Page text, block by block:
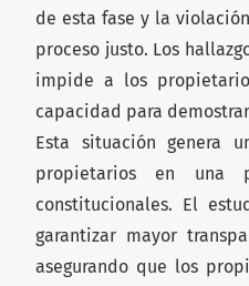
de esta fase y la
proceso justo. Los
impide a los
capacidad para
Esta situación genera
propietarios en una
constitucionales. El
garantizar mayor
asegurando que los